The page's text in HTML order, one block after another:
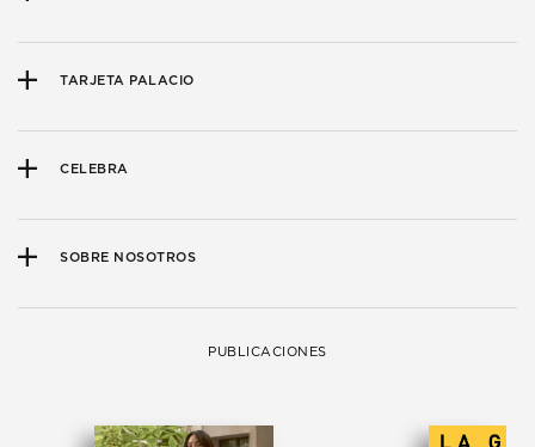
TARJETA PALACIO
CELEBRA
SOBRE NOSOTROS
PUBLICACIONES